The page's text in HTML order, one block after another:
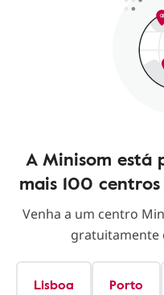
A Minisom está
mais 100
Venha a um centro
gratuitamente
Lisboa Porto